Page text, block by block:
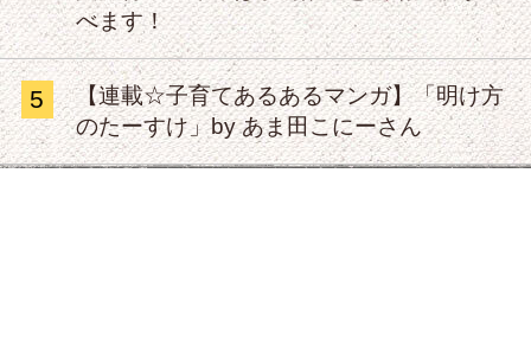
べます！
5
【連載☆子育てあるあるマンガ】「明け方
のたーすけ」by あま田こにーさん